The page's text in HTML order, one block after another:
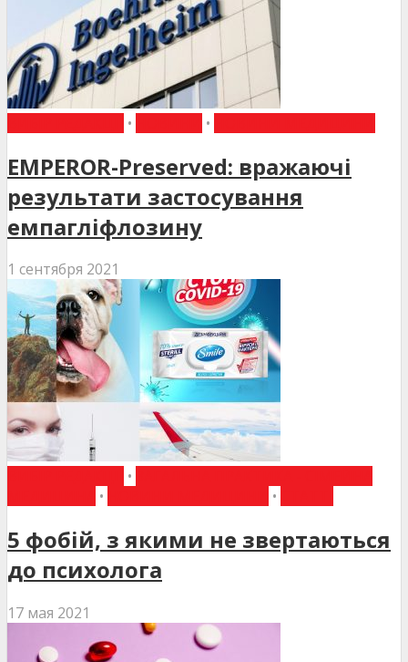
• •
EMPEROR-Preserved: вражаючі
результати застосування
емпагліфлозину
1 сентября 2021
•
• •
5 фобій, з якими не звертаються
до психолога
17 мая 2021